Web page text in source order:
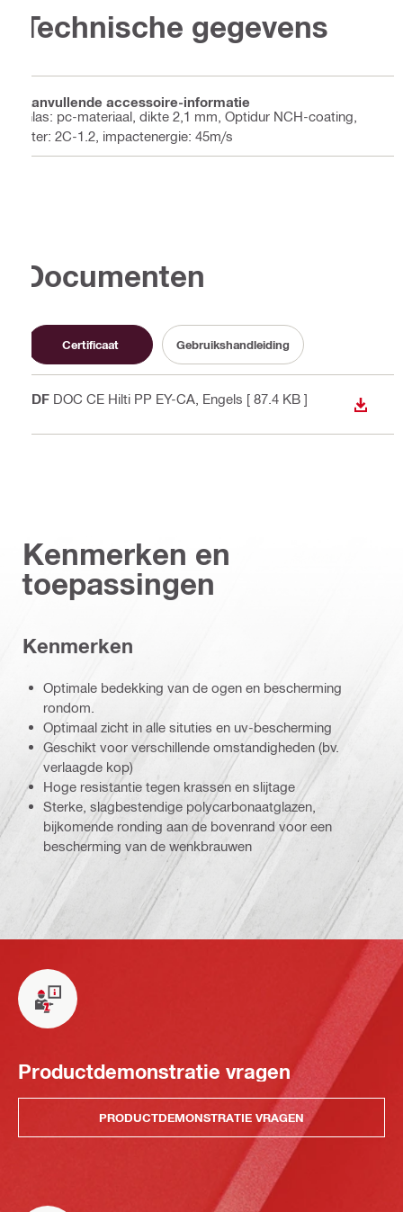
Technische gegevens
Aanvullende accessoire-informatie
Glas: pc-materiaal, dikte 2,1 mm, Optidur NCH-coating,
filter: 2C-1.2, impactenergie: 45m/s
Documenten
Certificaat Gebruikshandleiding
PDF DOC CE Hilti PP EY-CA , Engels [ 87.4 KB ]
Kenmerken en
toepassingen
Kenmerken
Optimale bedekking van de ogen en bescherming
rondom.
Optimaal zicht in alle situties en uv-bescherming
Geschikt voor verschillende omstandigheden (bv.
verlaagde kop)
Hoge resistantie tegen krassen en slijtage
Sterke, slagbestendige polycarbonaatglazen,
bijkomende ronding aan de bovenrand voor een
bescherming van de wenkbrauwen
Productdemonstratie vragen
PRODUCTDEMONSTRATIE VRAGEN